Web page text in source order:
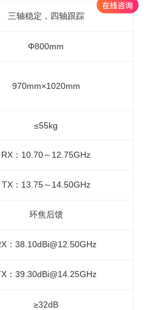
三轴稳定，四轴跟踪
Φ800mm
970mm×1020mm
≤55kg
RX：10.70～12.75GHz
TX：13.75～14.50GHz
环焦后馈
RX：38.10dBi@12.50GHz
TX：39.30dBi@14.25GHz
≥32dB